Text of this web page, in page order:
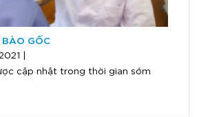
BÀO GỐC
|
cập nhật trong thời gian sớm